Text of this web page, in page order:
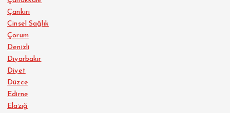
Çankırı
Cinsel Sağlık
Çorum
Denizli
Diyarbakır
Diyet
Düzce
Edirne
Elazığ